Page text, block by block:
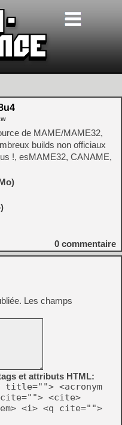
de MAME/MAME32,
builds non officiaux
!, esMAME32, CANAME,
0 commentaire
Les champs
et attributs HTML:
<acronym
<cite>
<i> <q cite="">